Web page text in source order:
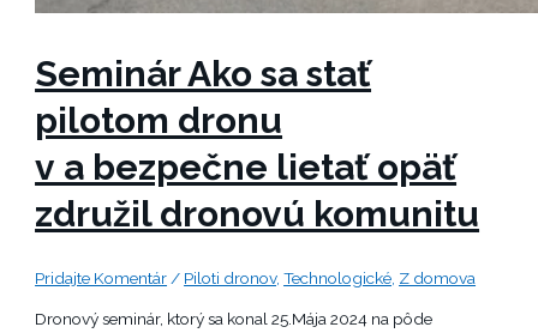
Seminár Ako sa stať
pilotom dronu
v a bezpečne lietať opäť
združil dronovú komunitu
Pridajte Komentár / Piloti dronov,Technologické Z domova
Dronový seminár, ktorý sa konal 25.Mája 2024 na pôde